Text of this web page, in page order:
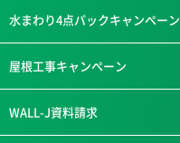
水まわり4点パックキャンペーン
屋根工事キャンペーン
WALL-J資料請求